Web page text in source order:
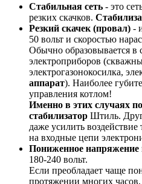
Стабильная сеть - это
резких скачков.
Резкий скачек (провал) -
50 вольт и скоростью
Обычно образовывается
электроприборов
электрогазонокосилка,
аппарат). Наиболее
управления котлом!
Именно в этих случаях
стабилизатор Штиль.
даже усилить
на входные цепи
Пониженное напряжение
180-240 вольт.
Если преобладает чаще
протяжении многих